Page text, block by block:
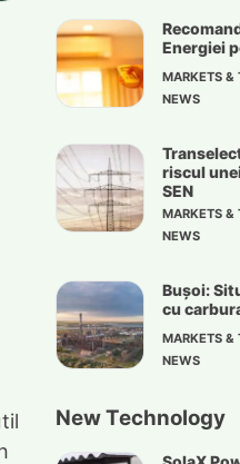
Energiei
MARKETS &
NEWS
riscul
SEN
MARKETS &
NEWS
Bușoi:
cu
MARKETS &
NEWS
New Technology